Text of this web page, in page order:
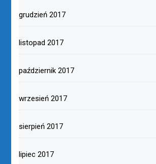
grudzień 2017
listopad 2017
październik 2017
wrzesień 2017
sierpień 2017
lipiec 2017